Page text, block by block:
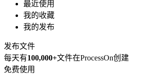
最近使用
我的收藏
我的发布
发布文件
每天有100,000+文件在ProcessOn创建
免费使用